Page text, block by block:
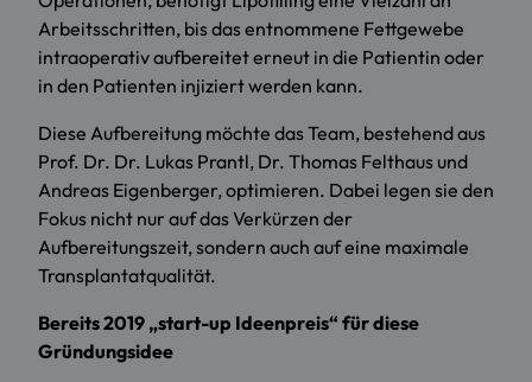
Arbeitsschritten, bis das entnommene Fettgewebe
intraoperativ aufbereitet erneut in die Patientin oder
in den Patienten injiziert werden kann.
Diese Aufbereitung möchte das Team, bestehend aus
Prof. Dr. Dr. Lukas Prantl, Dr. Thomas Felthaus und
Andreas Eigenberger, optimieren. Dabei legen sie den
Fokus nicht nur auf das Verkürzen der
Aufbereitungszeit, sondern auch auf eine maximale
Transplantatqualität.
Bereits 2019 „start-up Ideenpreis“ für diese
Gründungsidee